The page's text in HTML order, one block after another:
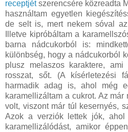
receptjétszerencsére közreadta
használtam egyetlen
de selt is, mert nekem sóval
Illetve kipróbáltam a
barna nádcukorból is:
különbség, hogy a nádcukorból
plusz melaszos karaktere,
rosszat, sőt. (A kísérletezési
harmadik adag is, ahol még
karamellizáltam a cukrot. Az
volt, viszont már túl kesernyés,
Azok a verziók lettek jók, ahol
karamellizálódást, amikor